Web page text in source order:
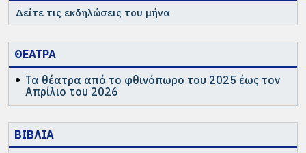
Δείτε τις εκδηλώσεις του μήνα
ΘΕΑΤΡΑ
Τα θέατρα από το φθινόπωρο του 2025 έως τον
Απρίλιο του 2026
ΒΙΒΛΙΑ